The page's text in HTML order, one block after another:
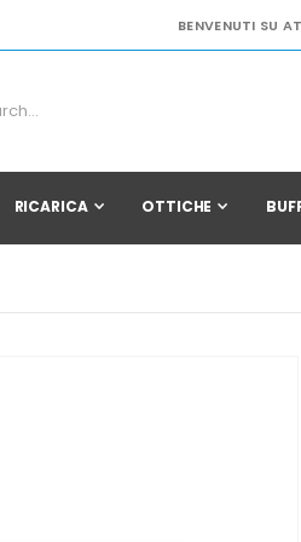
BENVENUTI SU
RICARICA OTTICHE